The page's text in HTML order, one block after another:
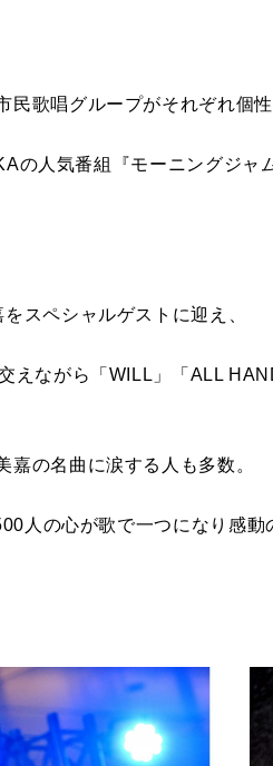
民歌唱グループがそれぞれ個
の人気番組『モーニングジャ
スペシャルゲストに迎え、
えながら「WILL」「ALL
嘉の名曲に涙する人も多数。
人の心が歌で一つになり感動